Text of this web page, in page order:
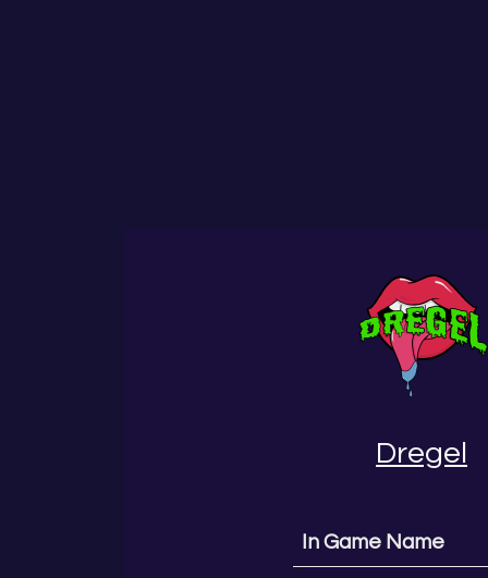
Dregel
In Game Name